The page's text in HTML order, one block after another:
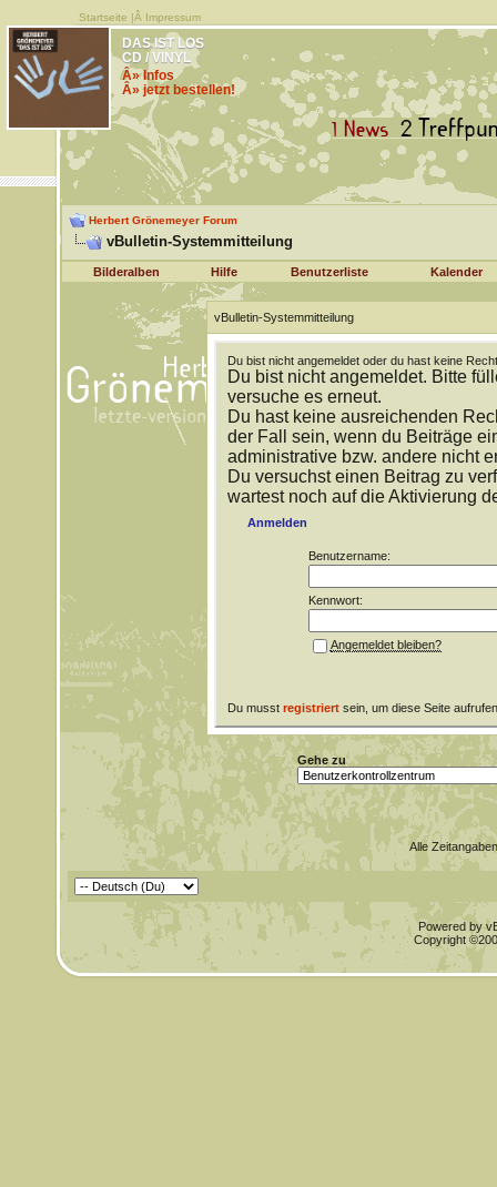
Startseite |Â Impressum
DAS IST LOS
CD / VINYL
Â» Infos
Â» jetzt bestellen!
Herbert Grönemeyer Forum
vBulletin-Systemmitteilung
Bilderalben Hilfe Benutzerliste Kalender
vBulletin-Systemmitteilung
Du bist nicht angemeldet oder du hast keine
Du bist nicht angemeldet. Bitte
versuche es erneut.
Du hast keine ausreichenden
der Fall sein, wenn du Beiträge
administrative bzw. andere nicht
Du versuchst einen Beitrag zu
wartest noch auf die Aktivierung
Anmelden
Benutzername:
Kennwort:
Angemeldet bleiben?
Du musst registriertsein, um diese Seite
Gehe zu
Alle
Powered by
Copyright